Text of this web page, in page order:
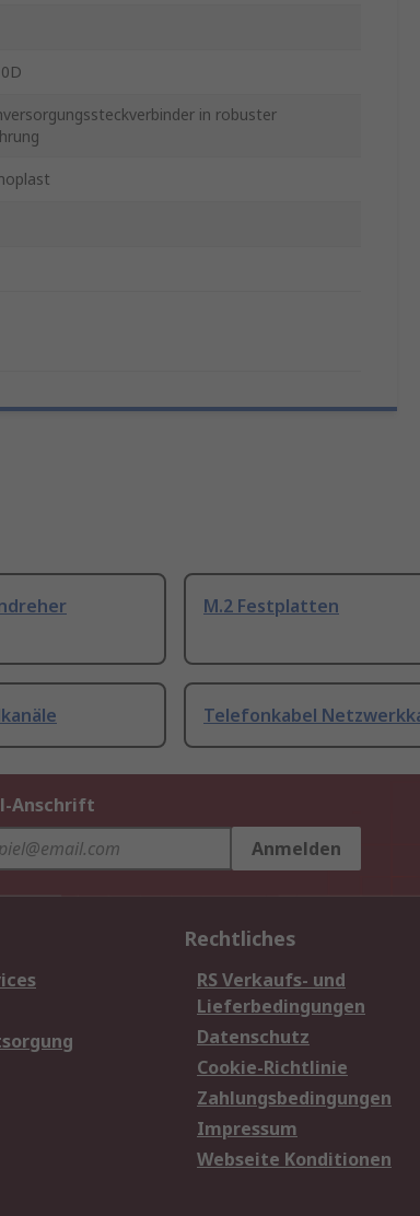
in robuster
M.2 Festplatten
Telefonkabel
Anschrift
Anmelden
Rechtliches
RS Verkaufs- und
Lieferbedingungen
Datenschutz
Cookie-Richtlinie
Zahlungsbedingungen
Impressum
Webseite Konditionen